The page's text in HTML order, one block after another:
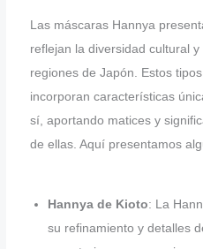
Las máscaras Hannya
reflejan la diversidad cultural
regiones de Japón. Estos
incorporan características
sí, aportando matices y
de ellas. Aquí presentamos
Hannya de Kioto: La
su refinamiento y detalles